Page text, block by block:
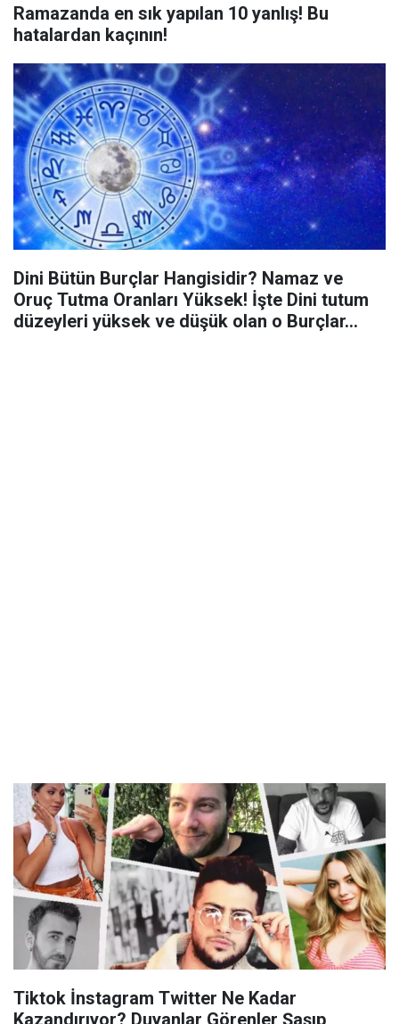
Ramazanda en sık yapılan 10 yanlış! Bu
hatalardan kaçının!
Dini Bütün Burçlar Hangisidir? Namaz ve
Oruç Tutma Oranları Yüksek! İşte Dini tutum
düzeyleri yüksek ve düşük olan o Burçlar…
Tiktok İnstagram Twitter Ne Kadar
Kazandırıyor? Duyanlar Görenler Şaşıp